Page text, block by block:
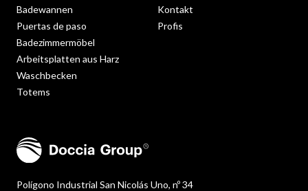
Polígono Industrial San Nicolás Uno, nº 34
Badewannen
Puertas de paso
Badezimmermöbel
Arbeitsplatten aus Harz
Waschbecken
Totems
Kontakt
Profis